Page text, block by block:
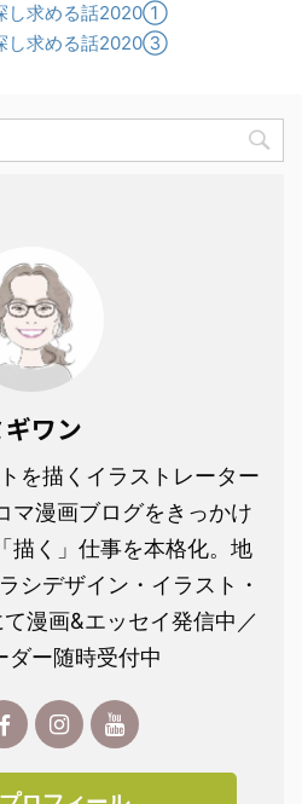
し求める話2020①
し求める話2020③
ギワン
を描くイラストレーター
マ漫画ブログをきっかけ
描く」仕事を本格化。地
シデザイン・イラスト・
漫画&エッセイ発信中／
ダー随時受付中